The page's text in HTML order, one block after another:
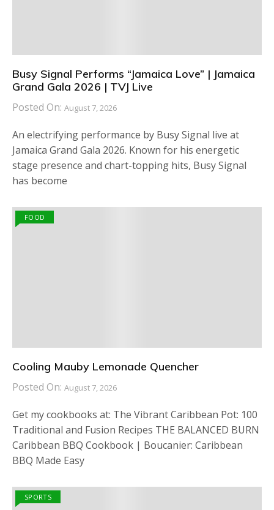
Busy Signal Performs “Jamaica Love” | Jamaica
Grand Gala 2026 | TVJ Live
Posted On: August 7, 2026
An electrifying performance by Busy Signal live at
Jamaica Grand Gala 2026. Known for his energetic
stage presence and chart-topping hits, Busy Signal
has become
FOOD
Cooling Mauby Lemonade Quencher
Posted On: August 7, 2026
Get my cookbooks at: The Vibrant Caribbean Pot: 100
Traditional and Fusion Recipes THE BALANCED BURN
Caribbean BBQ Cookbook | Boucanier: Caribbean
BBQ Made Easy
SPORTS